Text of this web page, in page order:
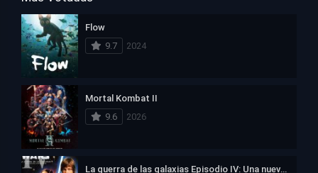
Flow
9.7
2024
Mortal Kombat II
9.6
2026
La guerra de las galaxias Episodio IV: Una nueva esperanza